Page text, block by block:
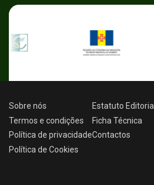
Sobre nós
Termos e condições
Política de privacidade
Política de Cookies
Estatuto Editorial
Ficha Técnica
Contactos